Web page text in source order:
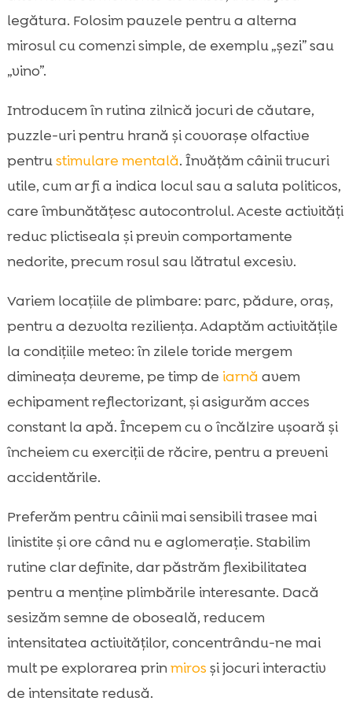
legătura. Folosim pauzele pentru a alterna
mirosul cu comenzi simple, de exemplu „șezi” sau
„vino”.
Introducem în rutina zilnică jocuri de căutare,
puzzle-uri pentru hrană și covorașe olfactive
pentrustimulare mentală. Învățăm câinii trucuri
utile, cum ar fi a indica locul sau a saluta politicos,
care îmbunătățesc autocontrolul. Aceste activități
reduc plictiseala și previn comportamente
nedorite, precum rosul sau lătratul excesiv.
Variem locațiile de plimbare: parc, pădure, oraș,
pentru a dezvolta reziliența. Adaptăm activitățile
la condițiile meteo: în zilele toride mergem
dimineața devreme, pe timp de iarnă avem
echipament reflectorizant, și asigurăm acces
constant la apă. Începem cu o încălzire ușoară și
încheiem cu exerciții de răcire, pentru a preveni
accidentările.
Preferăm pentru câinii mai sensibili trasee mai
linistite și ore când nu e aglomerație. Stabilim
rutine clar definite, dar păstrăm flexibilitatea
pentru a menține plimbările interesante. Dacă
sesizăm semne de oboseală, reducem
intensitatea activităților, concentrându-ne mai
mult pe explorarea prinmiros și jocuri interactiv
de intensitate redusă.